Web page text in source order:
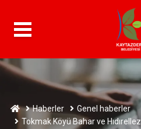
Haberler
Genel haberler
Tokmak Köyü Bahar ve